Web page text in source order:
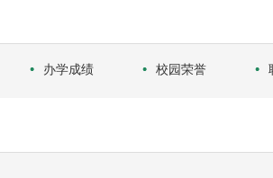
办学成绩 校园荣誉